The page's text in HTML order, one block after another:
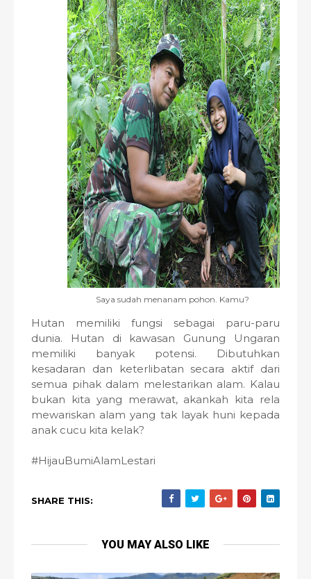
Saya sudah menanam pohon. Kamu?
Hutan memiliki fungsi sebagai paru-paru
dunia. Hutan di kawasan Gunung Ungaran
memiliki banyak potensi. Dibutuhkan
kesadaran dan keterlibatan secara aktif dari
semua pihak dalam melestarikan alam. Kalau
bukan kita yang merawat, akankah kita rela
mewariskan alam yang tak layak huni kepada
anak cucu kita kelak?
#HijauBumiAlamLestari
SHARE THIS:
YOU MAY ALSO LIKE